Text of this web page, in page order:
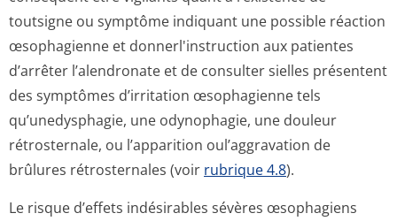
toutsigne ou symptôme indiquant une possible réaction
œsophagienne et donnerl'instruction aux patientes
d’arrêter l’alendronate et de consulter sielles présentent
des symptômes d’irritation œsophagienne tels
qu’unedysphagie, une odynophagie, une douleur
rétrosternale, ou l’apparition oul’aggravation de
brûlures rétrosternales (voir rubrique 4.8).
Le risque d’effets indésirables sévères œsophagiens